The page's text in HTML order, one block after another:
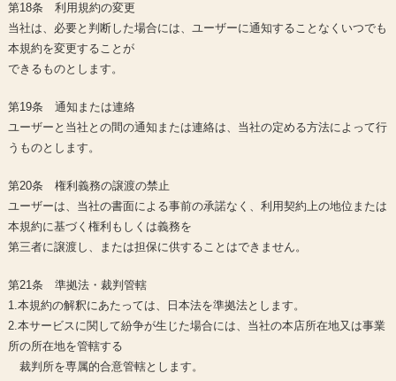
第18条 利用規約の変更
当社は、必要と判断した場合には、ユーザーに通知することなくいつでも
本規約を変更することが
できるものとします。
第19条 通知または連絡
ユーザーと当社との間の通知または連絡は、当社の定める方法によって行
うものとします。
第20条 権利義務の譲渡の禁止
ユーザーは、当社の書面による事前の承諾なく、利用契約上の地位または
本規約に基づく権利もしくは義務を
第三者に譲渡し、または担保に供することはできません。
第21条 準拠法・裁判管轄
1.本規約の解釈にあたっては、日本法を準拠法とします。
2.本サービスに関して紛争が生じた場合には、当社の本店所在地又は事業
所の所在地を管轄する
裁判所を専属的合意管轄とします。